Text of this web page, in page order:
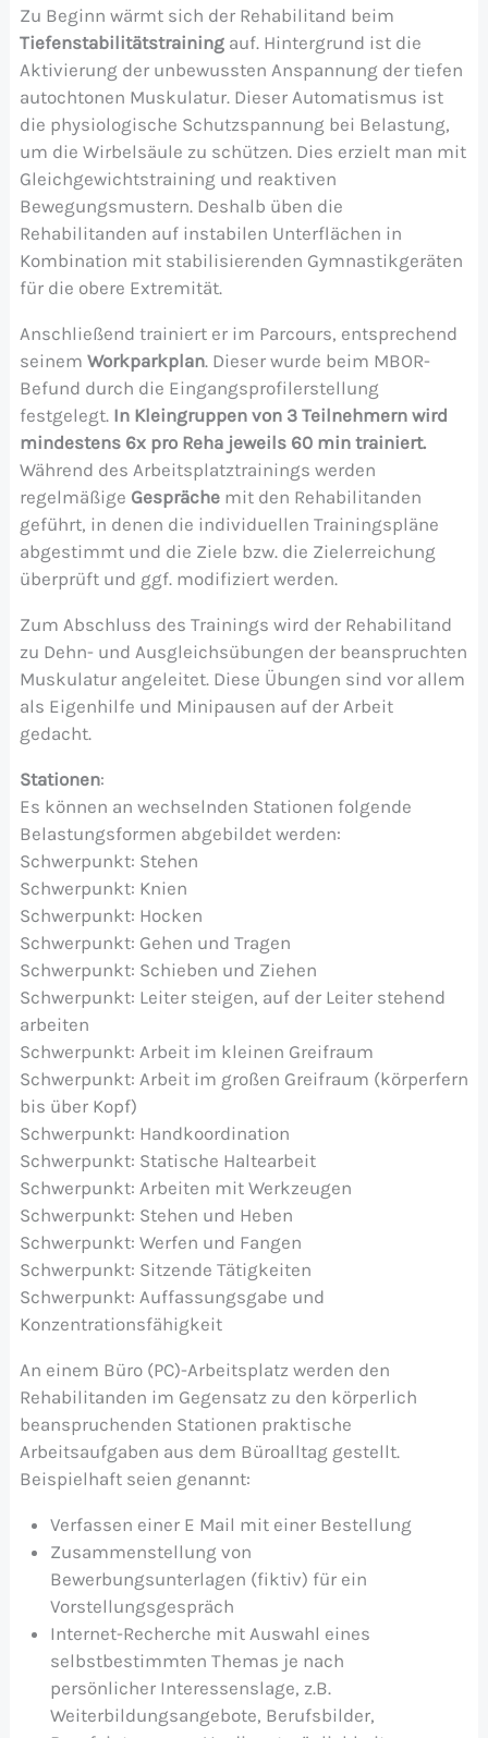
Zu Beginn wärmt sich der Rehabilitand beim
Tiefenstabilitätstraining auf. Hintergrund ist die
Aktivierung der unbewussten Anspannung der tiefen
autochtonen Muskulatur. Dieser Automatismus ist
die physiologische Schutzspannung bei Belastung,
um die Wirbelsäule zu schützen. Dies erzielt man mit
Gleichgewichtstraining und reaktiven
Bewegungsmustern. Deshalb üben die
Rehabilitanden auf instabilen Unterflächen in
Kombination mit stabilisierenden Gymnastikgeräten
für die obere Extremität.
Anschließend trainiert er im Parcours, entsprechend
seinem Workparkplan. Dieser wurde beim MBOR-
Befund durch die Eingangsprofilerstellung
festgelegt. In Kleingruppen von 3 Teilnehmern wird
mindestens 6x pro Reha jeweils 60 min trainiert.
Während des Arbeitsplatztrainings werden
regelmäßige Gespräche mit den Rehabilitanden
geführt, in denen die individuellen Trainingspläne
abgestimmt und die Ziele bzw. die Zielerreichung
überprüft und ggf. modifiziert werden.
Zum Abschluss des Trainings wird der Rehabilitand
zu Dehn- und Ausgleichsübungen der beanspruchten
Muskulatur angeleitet. Diese Übungen sind vor allem
als Eigenhilfe und Minipausen auf der Arbeit
gedacht.
Stationen:
Es können an wechselnden Stationen folgende
Belastungsformen abgebildet werden:
Schwerpunkt: Stehen
Schwerpunkt: Knien
Schwerpunkt: Hocken
Schwerpunkt: Gehen und Tragen
Schwerpunkt: Schieben und Ziehen
Schwerpunkt: Leiter steigen, auf der Leiter stehend
arbeiten
Schwerpunkt: Arbeit im kleinen Greifraum
Schwerpunkt: Arbeit im großen Greifraum (körperfern
bis über Kopf)
Schwerpunkt: Handkoordination
Schwerpunkt: Statische Haltearbeit
Schwerpunkt: Arbeiten mit Werkzeugen
Schwerpunkt: Stehen und Heben
Schwerpunkt: Werfen und Fangen
Schwerpunkt: Sitzende Tätigkeiten
Schwerpunkt: Auffassungsgabe und
Konzentrationsfähigkeit
An einem Büro (PC)-Arbeitsplatz werden den
Rehabilitanden im Gegensatz zu den körperlich
beanspruchenden Stationen praktische
Arbeitsaufgaben aus dem Büroalltag gestellt.
Beispielhaft seien genannt:
Verfassen einer E Mail mit einer Bestellung
Zusammenstellung von
Bewerbungsunterlagen (fiktiv) für ein
Vorstellungsgespräch
Internet-Recherche mit Auswahl eines
selbstbestimmten Themas je nach
persönlicher Interessenslage, z.B.
Weiterbildungsangebote, Berufsbilder,